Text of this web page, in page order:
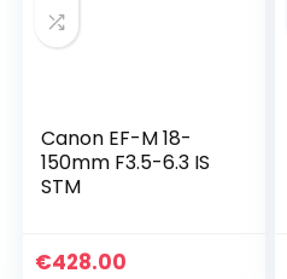
Canon EF-M 18-
150mm F3.5-6.3 IS
STM
€428.00